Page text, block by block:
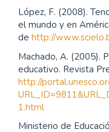
López, F. (2008).
el mundo y en
de http://
Machado, A. (2005).
educativo. Revista
http://
1.html
Ministerio de